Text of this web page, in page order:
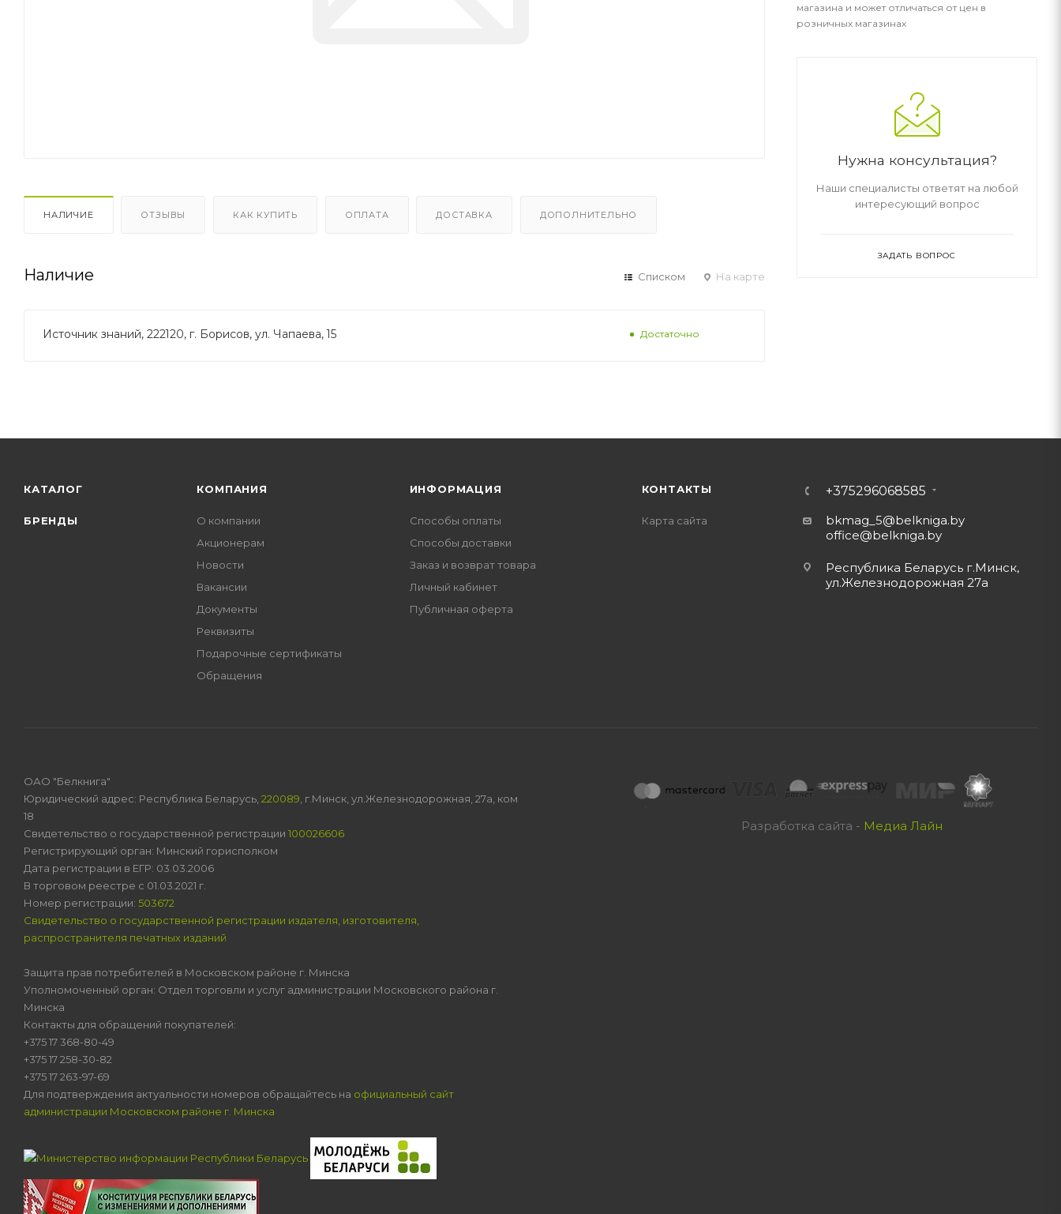
НАЛИЧИЕ ОТЗЫВЫ КАК КУПИТЬ ОПЛАТА ДОСТАВКА ДОПОЛНИТЕЛЬНО
Наличие Списком На карте
Источник знаний, 222120, г. Борисов, ул. Чапаева, 15 Достаточно
магазина и может отличаться от цен в
розничных магазинах
Нужна консультация?
Наши специалисты ответят на любой
интересующий вопрос
ЗАДАТЬ ВОПРОС
КАТАЛОГ
БРЕНДЫ
КОМПАНИЯ
О компании
Акционерам
Новости
Вакансии
Документы
Реквизиты
Подарочные сертификаты
Обращения
ИНФОРМАЦИЯ
Способы оплаты
Способы доставки
Заказ и возврат товара
Личный кабинет
Публичная оферта
КОНТАКТЫ
Карта сайта
+375296068585
bkmag_5@belkniga.by
office@belkniga.by
Республика Беларусь г.Минск,
ул.Железнодорожная 27а
Разработка сайта - Медиа Лайн
ОАО "Белкнига"
Юридический адрес: Республика Беларусь, 220089 , г.Минск, ул.Железнодорожная, 27а, ком
18
Свидетельство о государственной регистрации 100026606
Регистрирующий орган: Минский горисполком
Дата регистрации в ЕГР: 03.03.2006
В торговом реестре с 01.03.2021 г.
Номер регистрации: 503672
Свидетельство о государственной регистрации издателя, изготовителя,
распространителя печатных изданий
Защита прав потребителей в Московском районе г. Минска
Уполномоченный орган: Отдел торговли и услуг администрации Московского района г.
Минска
Контакты для обращений покупателей:
+375 17 368-80-49
+375 17 258-30-82
+375 17 263-97-69
Для подтверждения актуальности номеров обращайтесь на официальный сайт
администрации Московском районе г. Минска